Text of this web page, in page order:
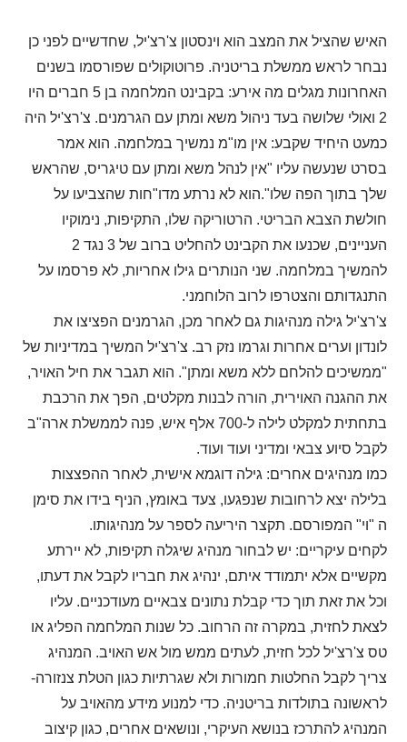
האיש שהציל את המצב הוא וינסטון צ'רצ'יל, שחדשיים לפני כן
נבחר לראש ממשלת בריטניה. פרוטוקולים שפורסמו בשנים
האחרונות מגלים מה אירע: בקבינט המלחמה בן 5 חברים היו
2 ואולי שלושה בעד ניהול משא ומתן עם הגרמנים. צ'רצ'יל היה
כמעט היחיד שקבע: אין מו"מ נמשיך במלחמה. הוא אמר
בסרט שנעשה עליו "אין לנהל משא ומתן עם טיגריס, שהראש
שלך בתוך הפה שלו".הוא לא נרתע מדו"חות שהצביעו על
חולשת הצבא הבריטי. הרטוריקה שלו, התקיפות, נימוקיו
העניינים, שכנעו את הקבינט להחליט ברוב של 3 נגד 2
להמשיך במלחמה. שני הנותרים גילו אחריות, לא פרסמו על
התנגדותם והצטרפו לרוב הלוחמני.
צ'רצ'יל גילה מנהיגות גם לאחר מכן, הגרמנים הפציצו את
לונדון וערים אחרות וגרמו נזק רב. צ'רצ'יל המשיך במדיניות של
"ממשיכים להלחם ללא משא ומתן". הוא תגבר את חיל האויר,
את ההגנה האוירית, הורה לבנות מקלטים, הפך את הרכבת
בתחתית למקלט לילה ל-700 אלף איש, פנה לממשלת ארה"ב
לקבל סיוע צבאי ומדיני ועוד ועוד.
כמו מנהיגים אחרים: גילה דוגמא אישית, לאחר ההפצצות
בלילה יצא לרחובות שנפגעו, צעד באומץ, הניף בידו את סימן
ה "וי" המפורסם. תקצר היריעה לספר על מנהיגותו.
לקחים עיקריים: יש לבחור מנהיג שיגלה תקיפות, לא יירתע
מקשיים אלא יתמודד איתם, ינהיג את חבריו לקבל את דעתו,
וכל את זאת תוך כדי קבלת נתונים צבאיים מעודכניים. עליו
לצאת לחזית, במקרה זה הרחוב. כל שנות המלחמה הפליג או
טס צ'רצ'יל לכל חזית, לעתים ממש מול אש האויב. המנהיג
צריך לקבל החלטות חמורות ולא שגרתיות כגון הטלת צנזורה-
לראשונה בתולדות בריטניה. כדי למנוע מידע מהאויב על
המנהיג להתרכז בנושא העיקרי, ונושאים אחרים, כגון קיצוב